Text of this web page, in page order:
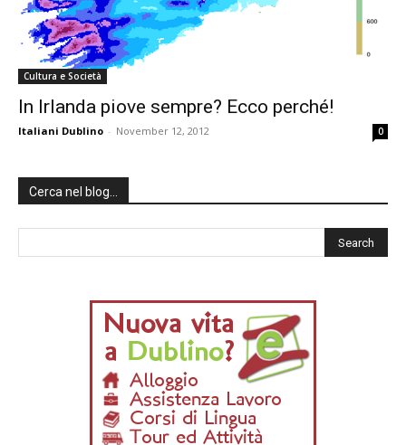
Cultura e Società
In Irlanda piove sempre? Ecco perché!
Italiani Dublino - November 12, 2012 0
Cerca nel blog…